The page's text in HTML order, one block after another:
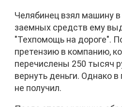
Челябинец взял машину в
заемных средств ему
"Техпомощь на дороге".
претензию в компанию,
перечислены 250 тысяч
вернуть деньги. Однако
не получил.